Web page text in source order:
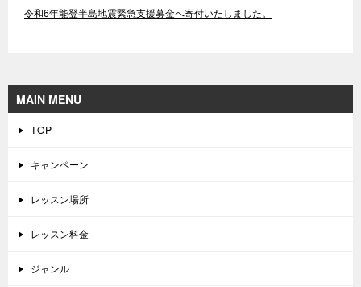
令和6年能登半島地震緊急支援募金へ寄付いたしました。
MAIN MENU
TOP
キャンペーン
レッスン場所
レッスン料金
ジャンル